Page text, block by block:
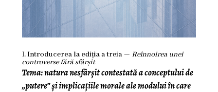
I. Introducerea la ediția a treia — Reînnoirea unei
controverse fără sfârșit
Tema: natura nesfârșit contestată a conceptului de
„putere” și implicațiile morale ale modului în care